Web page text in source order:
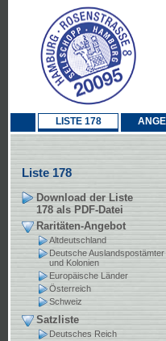
LISTE 178
Liste 178
Download der Liste
178 als PDF-Datei
Raritäten-Angebot
Altdeutschland
Deutsche Auslandspostämter
und Kolonien
Europäische Länder
Österreich
Schweiz
Satzliste
Deutsches Reich